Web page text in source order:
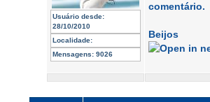
Usuário desde:
28/10/2010
Localidade:
Mensagens: 9026
comentário.
Beijos